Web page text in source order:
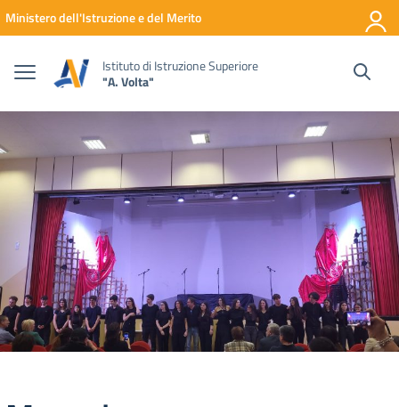
Vai ai contenuti
Vai al menu di navigazione
Vai al footer
Ministero dell'Istruzione e del Merito
Istituto di Istruzione Superiore
"A. Volta"